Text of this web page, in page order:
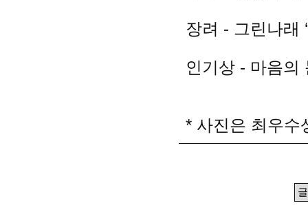
장려 - 그린나래
인기상 - 마음의
* 사진은 최우수